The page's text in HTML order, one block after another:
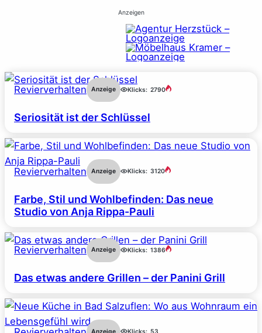
Anzeigen
Revierverhalten Anzeige Klicks: 2790
Seriosität ist der Schlüssel
Revierverhalten Anzeige Klicks: 3120
Farbe, Stil und Wohlbefinden: Das neue
Studio von Anja Rippa-Pauli
Revierverhalten Anzeige Klicks: 1386
Das etwas andere Grillen – der Panini Grill